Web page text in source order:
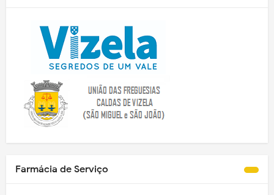
Farmácia de Serviço